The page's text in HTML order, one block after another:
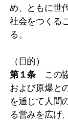
め、ともに世
社会をつくる
る。
（目的）
第１条 この
および原爆と
を通じて人間
る営みを広げ